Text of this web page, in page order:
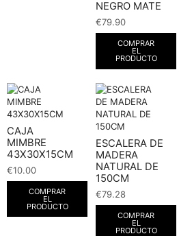
NEGRO MATE
€79.90
COMPRAR
EL
PRODUCTO
CAJA
MIMBRE
43X30X15CM
€10.00
COMPRAR
EL
PRODUCTO
ESCALERA DE
MADERA
NATURAL DE
150CM
€79.28
COMPRAR
EL
PRODUCTO